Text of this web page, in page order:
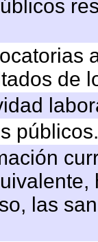
de
públicos.
las